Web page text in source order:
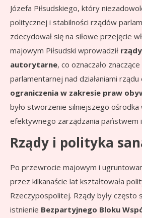
Józefa Piłsudskiego, który
politycznej i stabilności rządów
zdecydował się na siłowe przejęcie
majowym Piłsudski wprowadził
autorytarne, co oznaczało
parlamentarnej nad działaniami
ograniczenia w zakresie praw
było stworzenie silniejszego ośrodka
efektywnego zarządzania państwem
Rządy i polityka
Po przewrocie majowym i
przez kilkanaście lat kształtowała
Rzeczypospolitej. Rządy były często
istnienie Bezpartyjnego Bloku